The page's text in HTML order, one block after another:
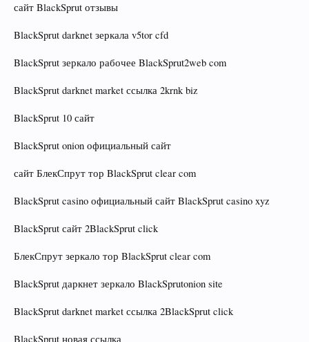
сайт BlackSprut отзывы
BlackSprut darknet зеркала v5tor cfd
BlackSprut зеркало рабочее BlackSprut2web com
BlackSprut darknet market ссылка 2krnk biz
BlackSprut 10 сайт
BlackSprut onion официальный сайт
сайт БлекСпрут тор BlackSprut clear com
BlackSprut casino официальный сайт BlackSprut casino xyz
BlackSprut сайт 2BlackSprut click
БлекСпрут зеркало тор BlackSprut clear com
BlackSprut даркнет зеркало BlackSprutonion site
BlackSprut darknet market ссылка 2BlackSprut click
BlackSprut новая ссылка